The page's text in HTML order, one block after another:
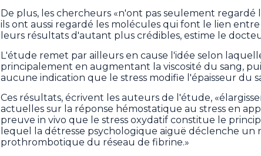
De plus, les chercheurs «n'ont pas seulement regardé
ils ont aussi regardé les molécules qui font le lien
leurs résultats d'autant plus crédibles, estime le
L'étude remet par ailleurs en cause l'idée selon
principalement en augmentant la viscosité du sang,
aucune indication que le stress modifie l'épaisseur du
Ces résultats, écrivent les auteurs de l'étude,
actuelles sur la réponse hémostatique au stress en
preuve in vivo que le stress oxydatif constitue le
lequel la détresse psychologique aiguë déclenche un
prothrombotique du réseau de fibrine.»